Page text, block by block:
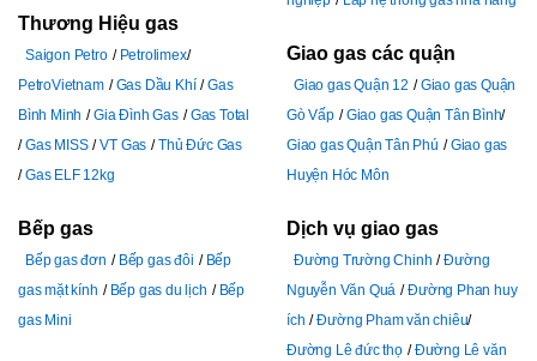
Thương Hiệu gas
Saigon Petro
Petrolimex
PetroVietnam
Gas Dầu Khí
Gas
Bình Minh
Gia Đình Gas
Gas Total
Gas MISS
VT Gas
Thủ Đức Gas
Gas ELF 12kg
Bếp gas
Bếp gas đơn Bếp gas đôi
Bếp
gas mặt kính
Bếp gas du lịch
Bếp
gas Mini
Giao gas các quận
Giao gas Quận 12
Giao gas Quận
Gò Vấp
Giao gas Quận Tân Bình
Giao gas Quận Tân Phú
Giao gas
Huyện Hóc Môn
Dịch vụ giao gas
Đường Trường Chinh
Đường
Nguyễn Văn Quá
Đường Phan huy
ích
Đường Pham văn chiêu
Đường Lê đức thọ
Đường Lê văn